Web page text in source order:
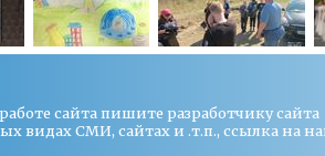
сайта пишите разработчику сайта
видах СМИ, сайтах и .т.п., ссылка на